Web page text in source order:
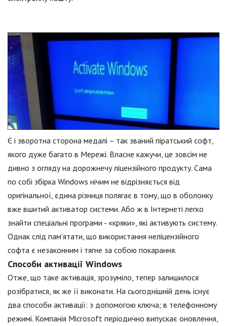
Є і зворотна сторона медалі – так званий піратський софт,
якого дуже багато в Мережі. Власне кажучи, це зовсім не
дивно з огляду на дорожнечу ліцензійного продукту. Сама
по собі збірка Windows нічим не відрізняється від
оригінальної, єдина різниця полягає в тому, що в оболонку
вже вшитий активатор системи. Або ж в Інтернеті легко
знайти спеціальні програми - «кряки», які активують систему.
Однак слід пам'ятати, що використання неліцензійного
софта є незаконним і тягне за собою покарання.
Способи активації Windows
Отже, що таке активація, зрозуміло, тепер залишилося
розібратися, як же її виконати. На сьогоднішній день існує
два способи активації: з допомогою ключа; в телефонному
режимі. Компанія Microsoft періодично випускає оновлення,